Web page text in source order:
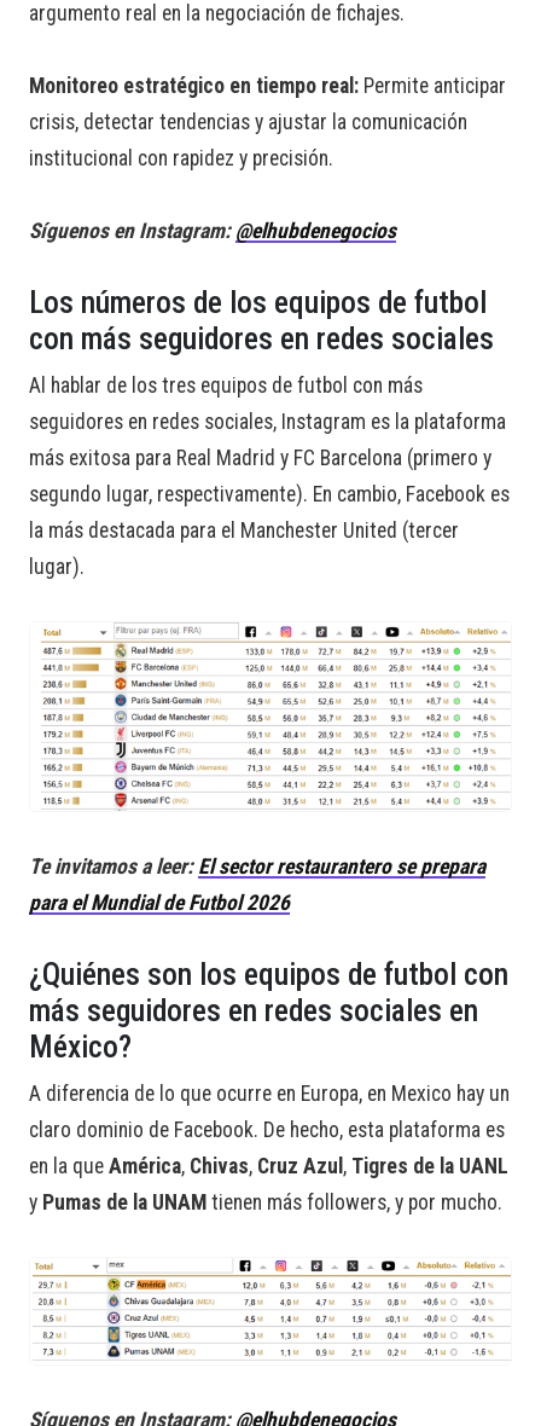
argumento real en la negociación de fichajes.
Monitoreo estratégico en tiempo real: Permite anticipar
crisis, detectar tendencias y ajustar la comunicación
institucional con rapidez y precisión.
Síguenos en Instagram: @elhubdenegocios
Los números de los equipos de futbol
con más seguidores en redes sociales
Al hablar de los tres equipos de futbol con más
seguidores en redes sociales, Instagram es la plataforma
más exitosa para Real Madrid y FC Barcelona (primero y
segundo lugar, respectivamente). En cambio, Facebook es
la más destacada para el Manchester United (tercer
lugar).
Te invitamos a leer: El sector restaurantero se prepara
para el Mundial de Futbol 2026
¿Quiénes son los equipos de futbol con
más seguidores en redes sociales en
México?
A diferencia de lo que ocurre en Europa, en Mexico hay un
claro dominio de Facebook. De hecho, esta plataforma es
en la que América, Chivas, Cruz Azul , Tigres de la UANL
y Pumas de la UNAM tienen más followers, y por mucho.
Síguenos en Instagram: @elhubdenegocios